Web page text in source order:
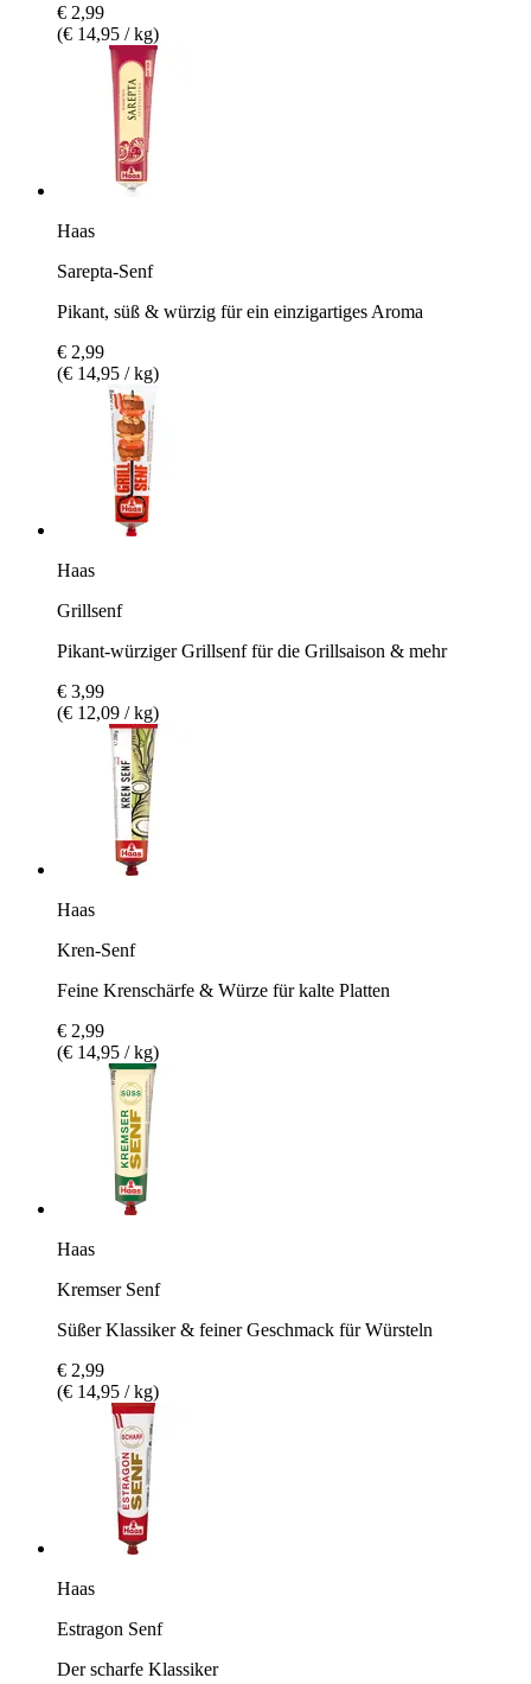
€ 2,99
(€ 14,95 / kg)
Haas
Sarepta-Senf
Pikant, süß & würzig für ein einzigartiges Aroma
€ 2,99
(€ 14,95 / kg)
Haas
Grillsenf
Pikant-würziger Grillsenf für die Grillsaison & mehr
€ 3,99
(€ 12,09 / kg)
Haas
Kren-Senf
Feine Krenschärfe & Würze für kalte Platten
€ 2,99
(€ 14,95 / kg)
Haas
Kremser Senf
Süßer Klassiker & feiner Geschmack für Würsteln
€ 2,99
(€ 14,95 / kg)
Haas
Estragon Senf
Der scharfe Klassiker